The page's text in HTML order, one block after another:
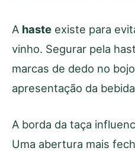
A haste existe para
vinho. Segurar pela
marcas de dedo no
apresentação da
A borda da taça
Uma abertura mais